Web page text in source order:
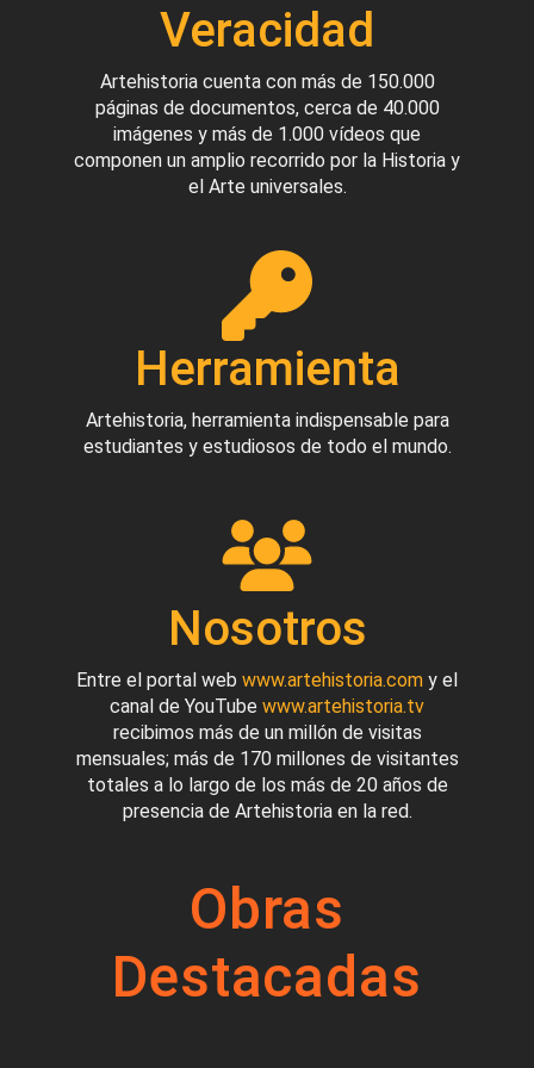
Veracidad
Artehistoria cuenta con más de 150.000
páginas de documentos, cerca de 40.000
imágenes y más de 1.000 vídeos que
componen un amplio recorrido por la Historia y
el Arte universales.
Herramienta
Artehistoria, herramienta indispensable para
estudiantes y estudiosos de todo el mundo.
Nosotros
Entre el portal web www.artehistoria.com y el
canal de YouTube www.artehistoria.tv
recibimos más de un millón de visitas
mensuales; más de 170 millones de visitantes
totales a lo largo de los más de 20 años de
presencia de Artehistoria en la red.
Obras
Destacadas